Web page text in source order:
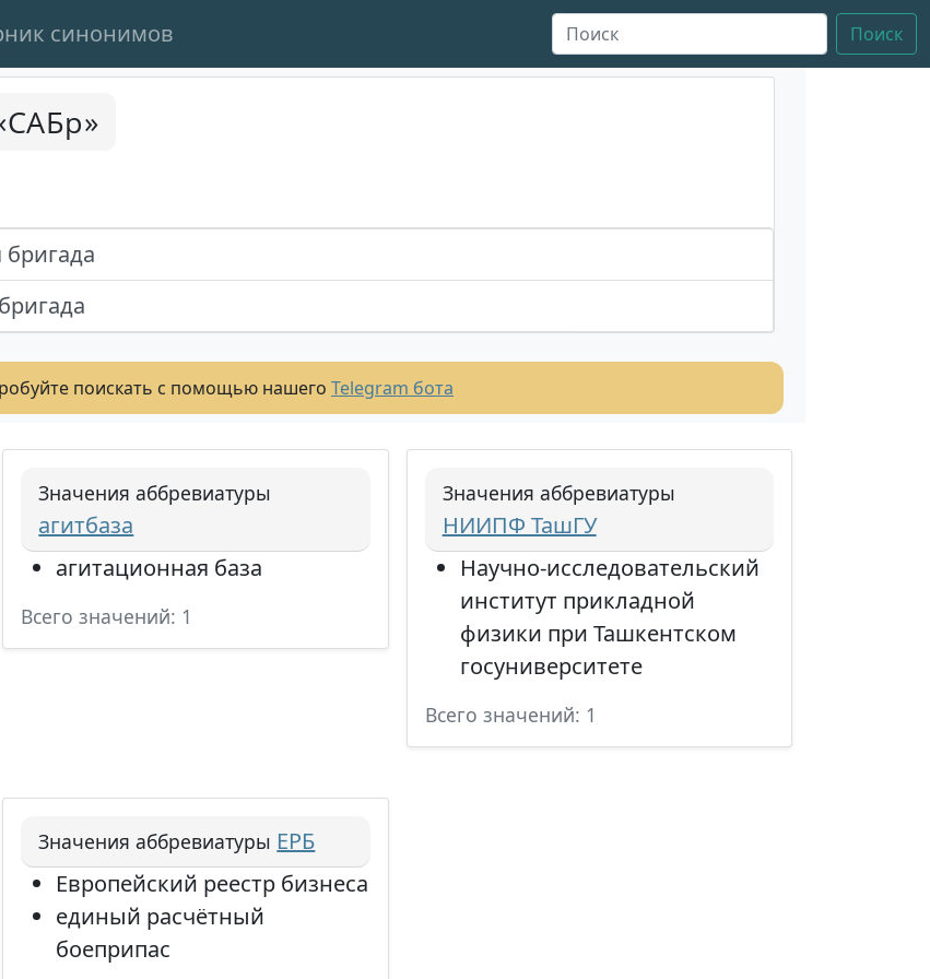
синонимов Поиск
поискать с помощью нашего Telegram бота
Значения аббревиатуры
агитбаза
агитационная база
Всего значений: 1
Значения аббревиатуры
НИИПФ ТашГУ
Научно-исследовательский
институт прикладной
физики при Ташкентском
госуниверситете
Всего значений: 1
Значения аббревиатуры ЕРБ
Европейский реестр бизнеса
единый расчётный
боеприпас